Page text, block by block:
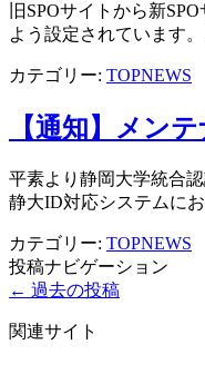
旧SPOサイトから新
よう設定されています
カテゴリー: TOPNEWS
【通知】メン
平素より静岡大学統合
静大ID対応システムに
カテゴリー: TOPNEWS
投稿ナビゲーション
← 過去の投稿
関連サイト